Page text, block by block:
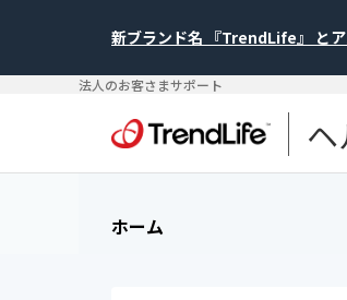
新ブランド名 『TrendLife』 と
法人のお客さまサポート
ホーム